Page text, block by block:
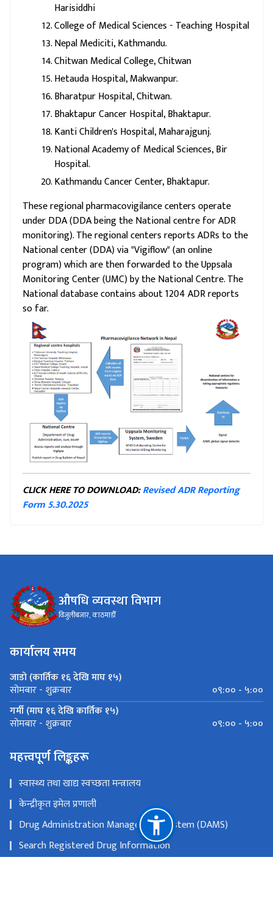
Harisiddhi
College of Medical Sciences - Teaching Hospital
Nepal Mediciti, Kathmandu.
Chitwan Medical College, Chitwan
Hetauda Hospital, Makwanpur.
Bharatpur Hospital, Chitwan.
Bhaktapur Cancer Hospital, Bhaktapur.
Kanti Children's Hospital, Maharajgunj.
National Academy of Medical Sciences, Bir
Hospital.
Kathmandu Cancer Center, Bhaktapur.
These regional pharmacovigilance centers operate
under DDA (DDA being the National centre for ADR
monitoring). The regional centers reports ADRs to the
National center (DDA) via "Vigiflow" (an online
program) which are then forwarded to the Uppsala
Monitoring Center (UMC) by the National Centre. The
National database contains about 1204 ADR reports
so far.
CLICK HERE TO DOWNLOAD:Revised ADR Reporting
Form 5.30.2025
औषधि व्यवस्था विभाग
विजुलीबजार, काठमाडौँ
कार्यालय समय
जाडो (कार्तिक १६ देखि माघ १५)
सोमबार - शुक्रबार
०९:०० - ५:००
गर्मी (माघ १६ देखि कार्तिक १५)
सोमबार - शुक्रबार ०९:०० - ५:००
महत्त्वपूर्ण लिङ्कहरू
स्वास्थ्य तथा खाद्य स्वच्छता मन्त्रालय
केन्द्रीकृत इमेल प्रणाली
Drug Administration Management System (DAMS)
Search Registered Drug Information